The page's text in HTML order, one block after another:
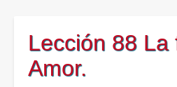
Lección 88 La
Amor.